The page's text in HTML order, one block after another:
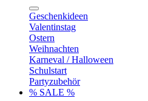
Geschenkideen
Valentinstag
Ostern
Weihnachten
Karneval / Halloween
Schulstart
Partyzubehör
% SALE %